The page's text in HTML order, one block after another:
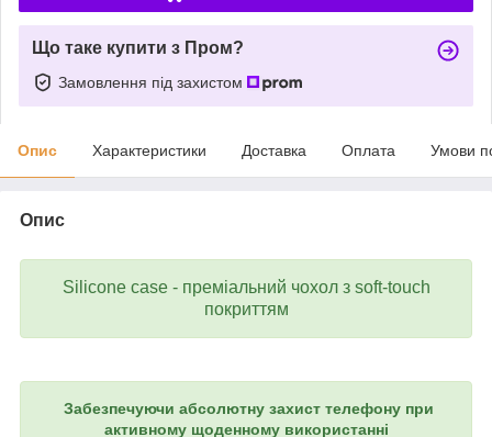
Що таке купити з Пром?
Замовлення під захистом
Опис Характеристики Доставка Оплата Умови
Опис
Silicone case - преміальний чохол з soft-touch
покриттям
Забезпечуючи абсолютну захист телефону при
активному щоденному використанні